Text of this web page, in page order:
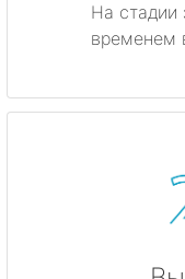
На стадии
временем